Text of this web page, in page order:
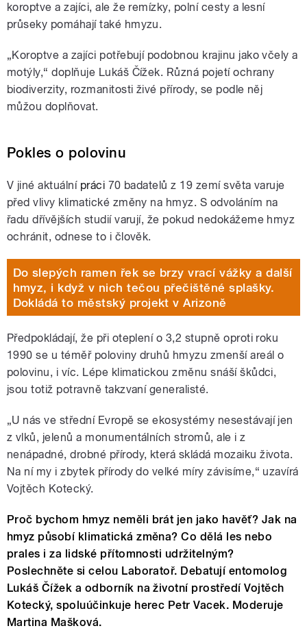
koroptve a zajíci, ale že remízky, polní cesty a lesní
průseky pomáhají také hmyzu.
„Koroptve a zajíci potřebují podobnou krajinu jako včely a
motýly,“ doplňuje Lukáš Čížek. Různá pojetí ochrany
biodiverzity, rozmanitosti živé přírody, se podle něj
můžou doplňovat.
Pokles o polovinu
V jiné aktuální práci 70 badatelů z 19 zemí světa varuje
před vlivy klimatické změny na hmyz. S odvoláním na
řadu dřívějších studií varují, že pokud nedokážeme hmyz
ochránit, odnese to i člověk.
Do slepých ramen řek se brzy vrací vážky a další
hmyz, i když v nich tečou přečištěné splašky.
Dokládá to městský projekt v Arizoně
Předpokládají, že při oteplení o 3,2 stupně oproti roku
1990 se u téměř poloviny druhů hmyzu zmenší areál o
polovinu, i víc. Lépe klimatickou změnu snáší škůdci,
jsou totiž potravně takzvaní generalisté.
„U nás ve střední Evropě se ekosystémy nesestávají jen
z vlků, jelenů a monumentálních stromů, ale i z
nenápadné, drobné přírody, která skládá mozaiku života.
Na ní my i zbytek přírody do velké míry závisíme,“ uzavírá
Vojtěch Kotecký.
Proč bychom hmyz neměli brát jen jako havěť? Jak na
hmyz působí klimatická změna? Co dělá les nebo
prales i za lidské přítomnosti udržitelným?
Poslechněte si celou Laboratoř. Debatují entomolog
Lukáš Čížek a odborník na životní prostředí Vojtěch
Kotecký, spoluúčinkuje herec Petr Vacek. Moderuje
Martina Mašková.